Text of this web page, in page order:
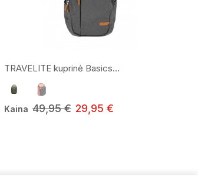
TRAVELITE kuprinė Basics...
Kaina 49,95 € 29,95 €